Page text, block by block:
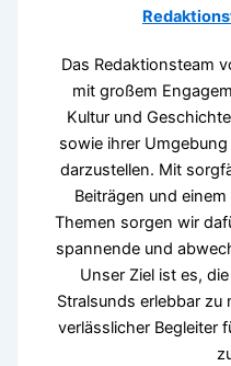
Das Redaktionsteam
mit großem
Kultur und
sowie ihrer
darzustellen. Mit
Beiträgen und
Themen sorgen wir
spannende und
Unser Ziel ist es,
Stralsunds erlebbar zu
verlässlicher Begleiter